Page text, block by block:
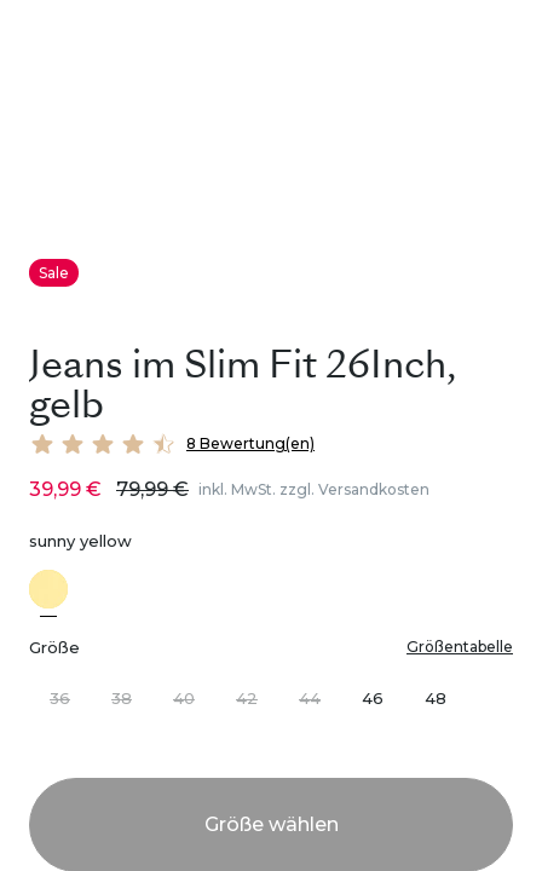
Sale
Jeans im Slim Fit 26Inch,
gelb
8 Bewertung(en)
39,99 € 79,99 € inkl. MwSt. zzgl. Versandkosten
sunny yellow
Größe Größentabelle
36 38 40 42 44 46 48